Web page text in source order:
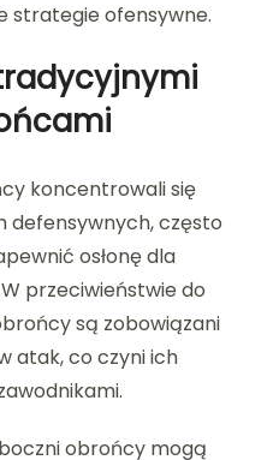
strategie ofensywne.
koncentrowali się
defensywnych, często
osłonę dla
przeciwieństwie do
są zobowiązani
atak, co czyni ich
obrońcy mogą